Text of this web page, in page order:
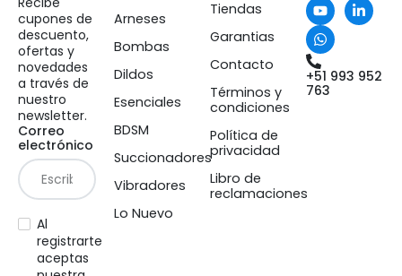
cupones de
descuento,
ofertas y
novedades
a través de
nuestro
newsletter.
Correo
electrónico
Al
registrarte
aceptas
Arneses
Bombas
Dildos
Esenciales
BDSM
Succionadores
Vibradores
Lo Nuevo
Tiendas
Garantias
Contacto
Términos y
condiciones
Política de
privacidad
Libro de
reclamaciones
+51 993 952
763